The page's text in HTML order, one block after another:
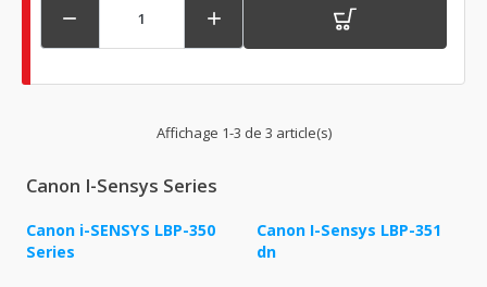
 
Affichage 1-3 de 3 article(s)
Canon I-Sensys Series
Canon i-SENSYS LBP-350
Series
Canon I-Sensys LBP-351
dn